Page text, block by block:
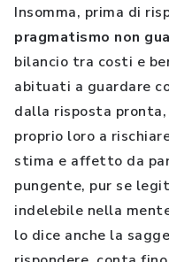
Insomma, prima di
pragmatismo non
bilancio tra costi e
abituati a guardare
dalla risposta
proprio loro a
stima e affetto da
pungente, pur se
indelebile nella
lo dice anche la